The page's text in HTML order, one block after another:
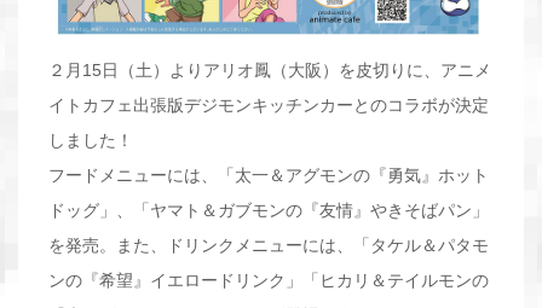
２月15日（土）よりアリオ鳳（大阪）を皮切りに、アニメ
イトカフェ出張版デジモンキッチンカーとのコラボが決定
しました！
フードメニューには、「太一＆アグモンの『勇気』ホット
ドッグ」、「ヤマト＆ガブモンの『友情』やきそばパン」
を発売。また、ドリンクメニューには、「タケル＆パタモ
ンの『希望』イエロードリンク」「ヒカリ＆テイルモンの